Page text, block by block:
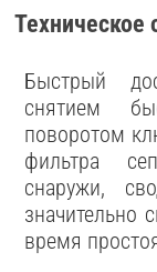
Техническое
Быстрый
снятием
поворотом
фильтра
снаружи,
значительно
время